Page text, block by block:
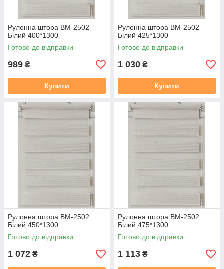
Рулонна штора ВМ-2502
Бiлий 400*1300
Готово до відправки
989 ₴
Купити
Рулонна штора ВМ-2502
Бiлий 425*1300
Готово до відправки
1 030 ₴
Купити
Рулонна штора ВМ-2502
Бiлий 450*1300
Готово до відправки
1 072 ₴
Рулонна штора ВМ-2502
Бiлий 475*1300
Готово до відправки
1 113 ₴